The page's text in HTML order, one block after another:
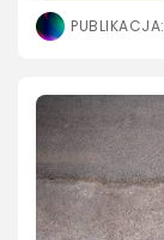
PUBLIKACJA: